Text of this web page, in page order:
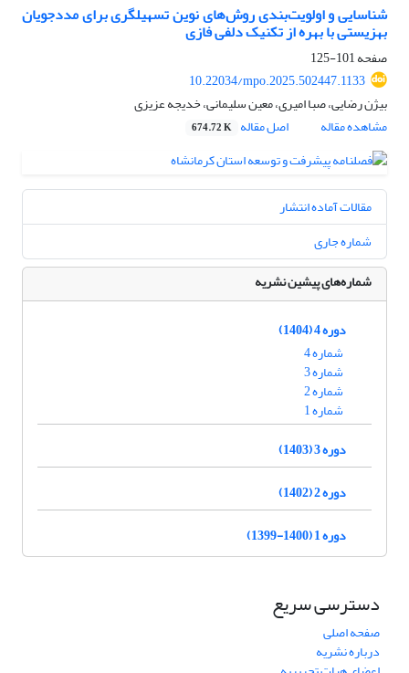
شناسایی و اولویت‌بندی روش‌های نوین تسهیلگری برای مددجویان
بهزیستی با بهره از تکنیک دلفی فازی
صفحه101-125
10.22034/mpo.2025.502447.1133
بیژن رضایی، صبا امیری، معین سلیمانی، خدیجه عزیزی
مشاهده مقاله
اصل مقاله 674.72 K
مقالات آماده انتشار
شماره جاری
شماره‌های پیشین نشریه
دوره 4 (1404)
شماره 4
شماره 3
شماره 2
شماره 1
دوره 3 (1403)
دوره 2 (1402)
دوره 1 (1400-1399)
دسترسی سریع
صفحه اصلی
درباره نشریه